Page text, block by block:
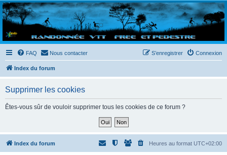
Randovttfree.fr
Bienvenue sur le site des randos vtt et pédestre de Bretagne . Bonne navigation sur le site
et bonnes randos dans l'Ouest !
FAQ Nous contacter Connexion
S’enregistrer
Index du forum
Supprimer les cookies
Êtes-vous sûr de vouloir supprimer tous les cookies de ce forum ?
Index du forum Heures au format UTC+02:00